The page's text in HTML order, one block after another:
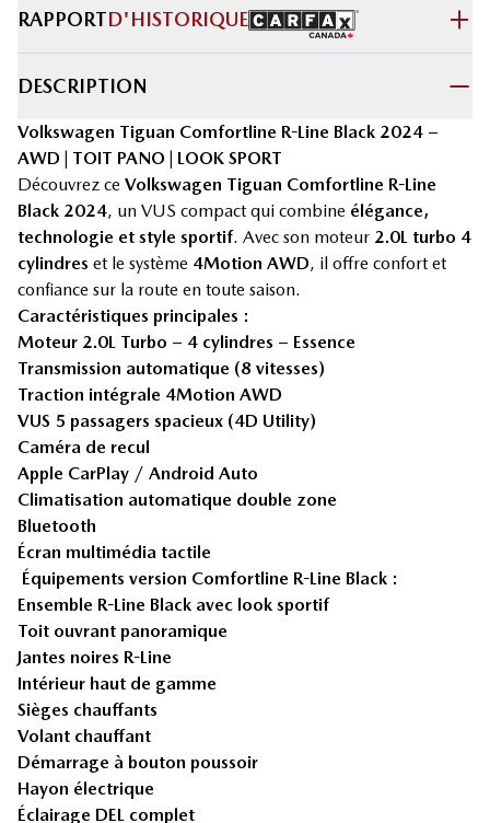
RAPPORTD'HISTORIQUE
DESCRIPTION
Volkswagen Tiguan Comfortline R-Line Black 2024 –
AWD | TOIT PANO | LOOK SPORT
Découvrez ce Volkswagen Tiguan Comfortline R-Line
Black 2024, un VUS compact qui combine élégance,
technologie et style sportif. Avec son moteur 2.0L turbo 4
cylindres et le système 4Motion AWD, il offre confort et
confiance sur la route en toute saison.
Caractéristiques principales :
Moteur 2.0L Turbo – 4 cylindres – Essence
Transmission automatique (8 vitesses)
Traction intégrale 4Motion AWD
VUS 5 passagers spacieux (4D Utility)
Caméra de recul
Apple CarPlay / Android Auto
Climatisation automatique double zone
Bluetooth
Écran multimédia tactile
Équipements version Comfortline R-Line Black :
Ensemble R-Line Black avec look sportif
Toit ouvrant panoramique
Jantes noires R-Line
Intérieur haut de gamme
Sièges chauffants
Volant chauffant
Démarrage à bouton poussoir
Hayon électrique
Éclairage DEL complet